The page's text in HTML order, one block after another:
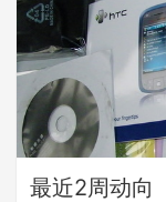
最近2周动向